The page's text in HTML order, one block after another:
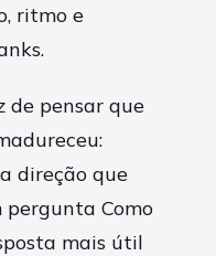
ritmo e
de pensar que
direção que
pergunta Como
mais útil